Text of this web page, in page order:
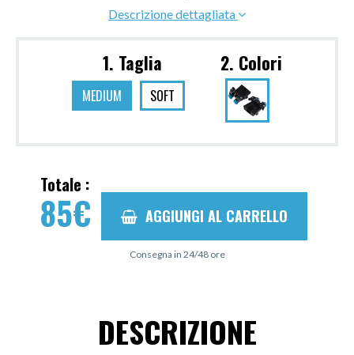
Descrizione dettagliata
1. Taglia
MEDIUM SOFT
2. Colori
Totale :
85€ AGGIUNGI AL CARRELLO
Consegna in 24/48 ore
DESCRIZIONE